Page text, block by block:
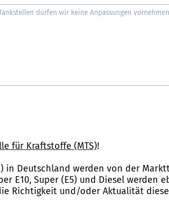
für Kraftstoffe (MTS)!
in Deutschland werden von der
E10, Super (E5) und Diesel werden
Richtigkeit und/oder Aktualität